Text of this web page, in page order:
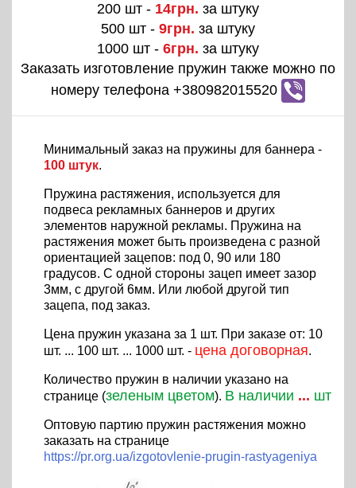
200 шт - 14грн. за штуку
500 шт - 9грн. за штуку
1000 шт - 6грн. за штуку
Заказать изготовление пружин также можно по
номеру телефона +380982015520
Минимальный заказ на пружины для баннера -
100 штук.
Пружина растяжения, используется для
подвеса рекламных баннеров и других
элементов наружной рекламы. Пружина на
растяжения может быть произведена с разной
ориентацией зацепов: под 0, 90 или 180
градусов. С одной стороны зацеп имеет зазор
3мм, с другой 6мм. Или любой другой тип
зацепа, под заказ.
Цена пружин указана за 1 шт. При заказе от: 10
шт. ... 100 шт. ... 1000 шт. - цена договорная.
Количество пружин в наличии указано на
странице (зеленым цветом). В наличии ... шт
Оптовую партию пружин растяжения можно
заказать на странице
https://pr.org.ua/izgotovlenie-prugin-rastyageniya